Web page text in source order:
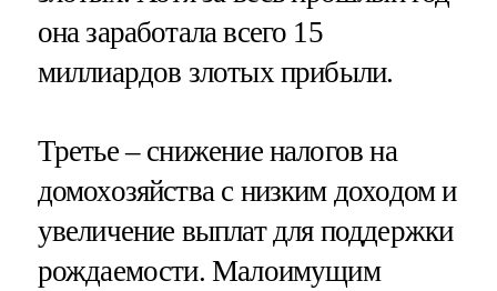
она заработала всего 15
миллиардов злотых прибыли.
Третье – снижение налогов на
домохозяйства с низким доходом и
увеличение выплат для поддержки
рождаемости. Малоимущим